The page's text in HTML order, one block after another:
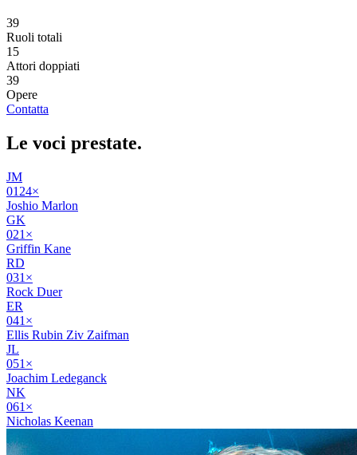
39
Ruoli totali
15
Attori doppiati
39
Opere
Contatta
Le voci prestate.
JM
01 24×
Joshio Marlon
GK
021 ×
Griffin Kane
RD
031 ×
Rock Duer
ER
041 ×
Ellis Rubin Ziv Zaifman
JL
051 ×
Joachim Ledeganck
NK
061 ×
Nicholas Keenan